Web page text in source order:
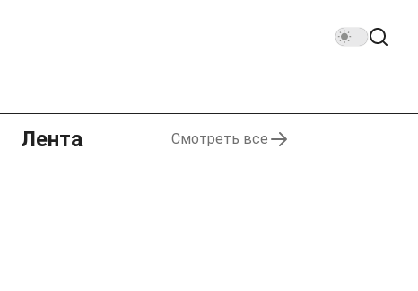
Лента Смотреть все